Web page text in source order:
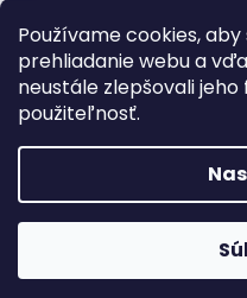
Používame cookies,
prehliadanie webu a
neustále zlepšovali jeho
použiteľnosť.
až do 30 %!
Stima CZ